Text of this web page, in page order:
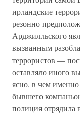
ирландские
резонно
Арджилльского
вызванным
террористов —
оставляло иного
ясно, в чем
бывшего
полиция отрядила